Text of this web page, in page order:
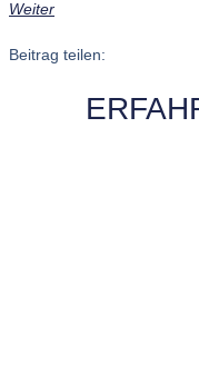
Weiter
Beitrag teilen: